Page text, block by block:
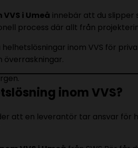
i Umeå innebär att du slipper
process där allt från
helhetslösningar inom VVS för
överraskningar.
inom VVS?
att en leverantör tar ansvar